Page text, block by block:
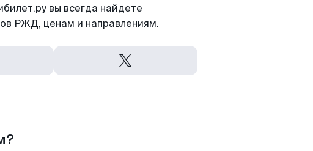
вы всегда найдете
РЖД, ценам и направлениям.